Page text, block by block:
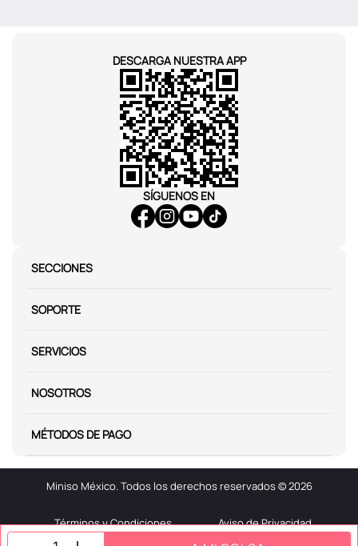
DESCARGA NUESTRA APP
SÍGUENOS EN
SECCIONES
SOPORTE
SERVICIOS
NOSOTROS
MÉTODOS DE PAGO
Miniso México. Todos los derechos reservados © 2026
Términos y Condiciones Aviso de Privacidad